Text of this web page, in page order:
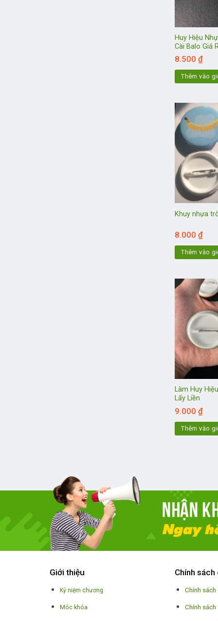
Huy Hiệu
Cài Balo Giá
8.500₫
Thêm vào
Khuy nhựa
8.000₫
Thêm vào
Làm Huy
Lấy Liền
9.000₫
Thêm vào
Giới thiệu
Kỷ niệm chương
Móc khóa
Chính
Chính sách
Chính